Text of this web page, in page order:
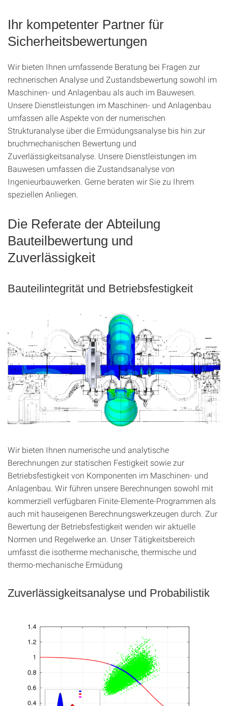
Ihr kompetenter Partner für
Sicherheitsbewertungen
Wir bieten Ihnen umfassende Beratung bei Fragen zur
rechnerischen Analyse und Zustandsbewertung sowohl im
Maschinen- und Anlagenbau als auch im Bauwesen.
Unsere Dienstleistungen im Maschinen- und Anlagenbau
umfassen alle Aspekte von der numerischen
Strukturanalyse über die Ermüdungsanalyse bis hin zur
bruchmechanischen Bewertung und
Zuverlässigkeitsanalyse. Unsere Dienstleistungen im
Bauwesen umfassen die Zustandsanalyse von
Ingenieurbauwerken. Gerne beraten wir Sie zu Ihrem
speziellen Anliegen.
Die Referate der Abteilung
Bauteilbewertung und
Zuverlässigkeit
Bauteilintegrität und Betriebsfestigkeit
Wir bieten Ihnen numerische und analytische
Berechnungen zur statischen Festigkeit sowie zur
Betriebsfestigkeit von Komponenten im Maschinen- und
Anlagenbau. Wir führen unsere Berechnungen sowohl mit
kommerziell verfügbaren Finite-Elemente-Programmen als
auch mit hauseigenen Berechnungswerkzeugen durch. Zur
Bewertung der Betriebsfestigkeit wenden wir aktuelle
Normen und Regelwerke an. Unser Tätigkeitsbereich
umfasst die isotherme mechanische, thermische und
thermo-mechanische Ermüdung
Zuverlässigkeitsanalyse und Probabilistik